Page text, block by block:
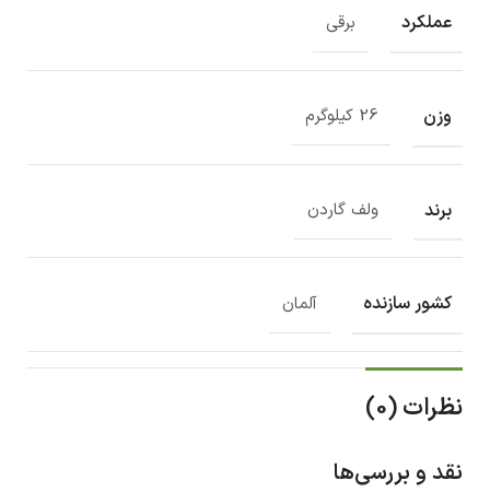
عملکرد برقی
وزن 26 کیلوگرم
برند ولف گاردن
کشور سازنده آلمان
نظرات (0)
نقد و بررسی‌ها